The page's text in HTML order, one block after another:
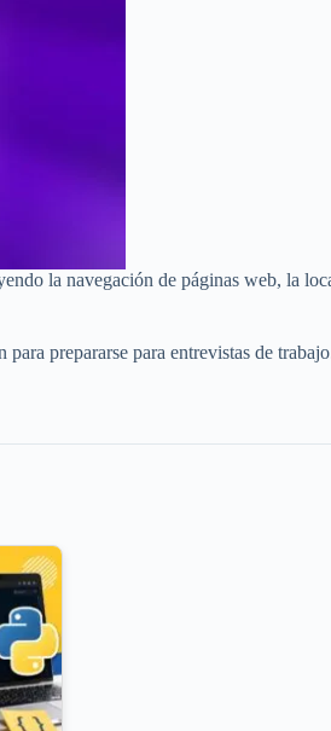
la navegación de páginas web, la
prepararse para entrevistas de